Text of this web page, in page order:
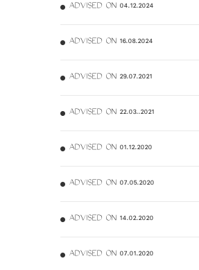
ADVISED ON 04.12.2024
ADVISED ON 16.08.2024
ADVISED ON 29.07.2021
ADVISED ON 22.03..2021
ADVISED ON 01.12.2020
ADVISED ON 07.05.2020
ADVISED ON 14.02.2020
ADVISED ON 07.01.2020